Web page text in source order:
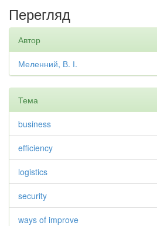
Перегляд
Автор
Меленний, В. І.
Тема
business
efficiency
logistics
security
ways of improve